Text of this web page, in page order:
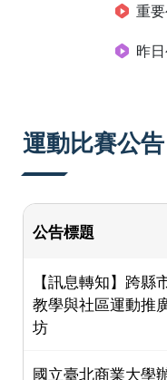
重
昨
運動比賽公告
公告標題
【訊息轉知】跨縣
教學與社區運動推
坊
國立臺北商業大學